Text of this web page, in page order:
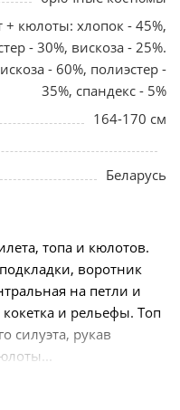
+ кюлоты: хлопок - 45%,
- 30%, вискоза - 25%.
- 60%, полиэстер -
35%, спандекс - 5%
164-170 см
Беларусь
топа и кюлотов.
воротник
на петли и
и рельефы. Топ
силуэта, рукав